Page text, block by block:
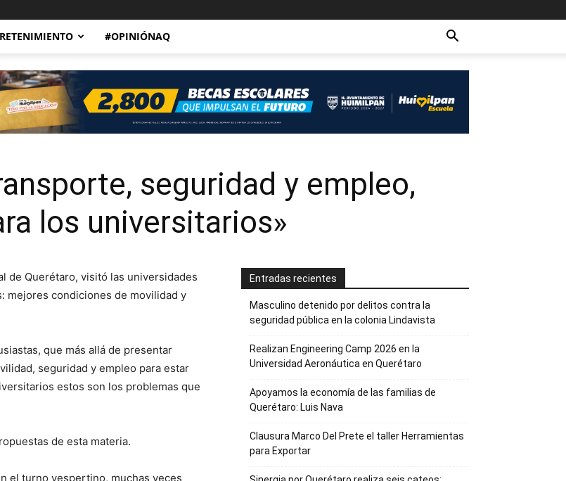
#OPINIÓNAQ
seguridad y empleo,
los universitarios»
de Querétaro, visitó las universidades
mejores condiciones de movilidad y
que más allá de presentar
seguridad y empleo para estar
estos son los problemas que
de esta materia.
el turno vespertino, muchas veces
Entradas recientes
Masculino detenido por delitos contra la
seguridad pública en la colonia Lindavista
Realizan Engineering Camp 2026 en la
Universidad Aeronáutica en Querétaro
Apoyamos la economía de las familias de
Querétaro: Luis Nava
Clausura Marco Del Prete el taller Herramientas
para Exportar